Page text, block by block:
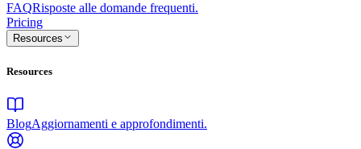
FAQRisposte alle domande frequenti.
Pricing
Resources
Resources
BlogAggiornamenti e approfondimenti.